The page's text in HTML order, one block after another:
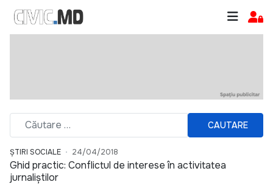
CAUTARE
ȘTIRI SOCIALE 24/04/2018
Ghid practic: Conflictul de interese în activitatea
jurnaliștilor